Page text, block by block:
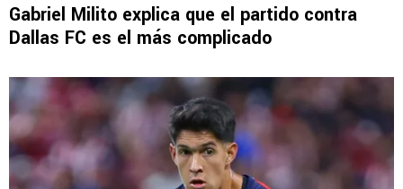
Gabriel Milito explica que el partido contra
Dallas FC es el más complicado